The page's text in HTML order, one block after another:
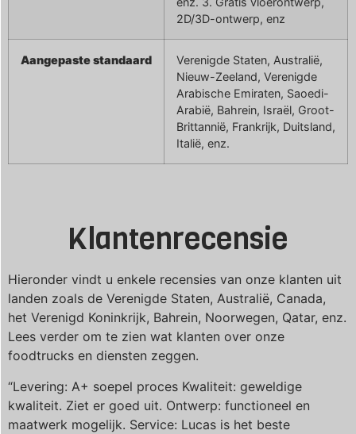
2D/3D-ontwerp, enz
Aangepaste standaard
Verenigde Staten, Australië,
Nieuw-Zeeland, Verenigde
Arabische Emiraten, Saoedi-
Arabië, Bahrein, Israël, Groot-
Brittannië, Frankrijk, Duitsland,
Italië, enz.
Klantenrecensie
Hieronder vindt u enkele recensies van onze klanten uit
landen zoals de Verenigde Staten, Australië, Canada,
het Verenigd Koninkrijk, Bahrein, Noorwegen, Qatar, enz.
Lees verder om te zien wat klanten over onze
foodtrucks en diensten zeggen.
“Levering: A+ soepel proces Kwaliteit: geweldige
kwaliteit. Ziet er goed uit. Ontwerp: functioneel en
maatwerk mogelijk. Service: Lucas is het beste